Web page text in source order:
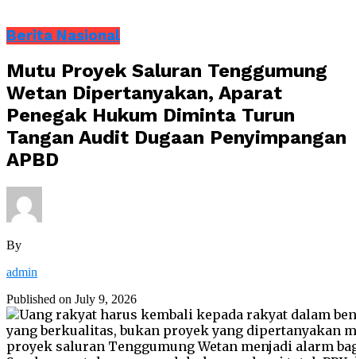
Berita Nasional
Mutu Proyek Saluran Tenggumung
Wetan Dipertanyakan, Aparat
Penegak Hukum Diminta Turun
Tangan Audit Dugaan Penyimpangan
APBD
By
admin
Published on July 9, 2026